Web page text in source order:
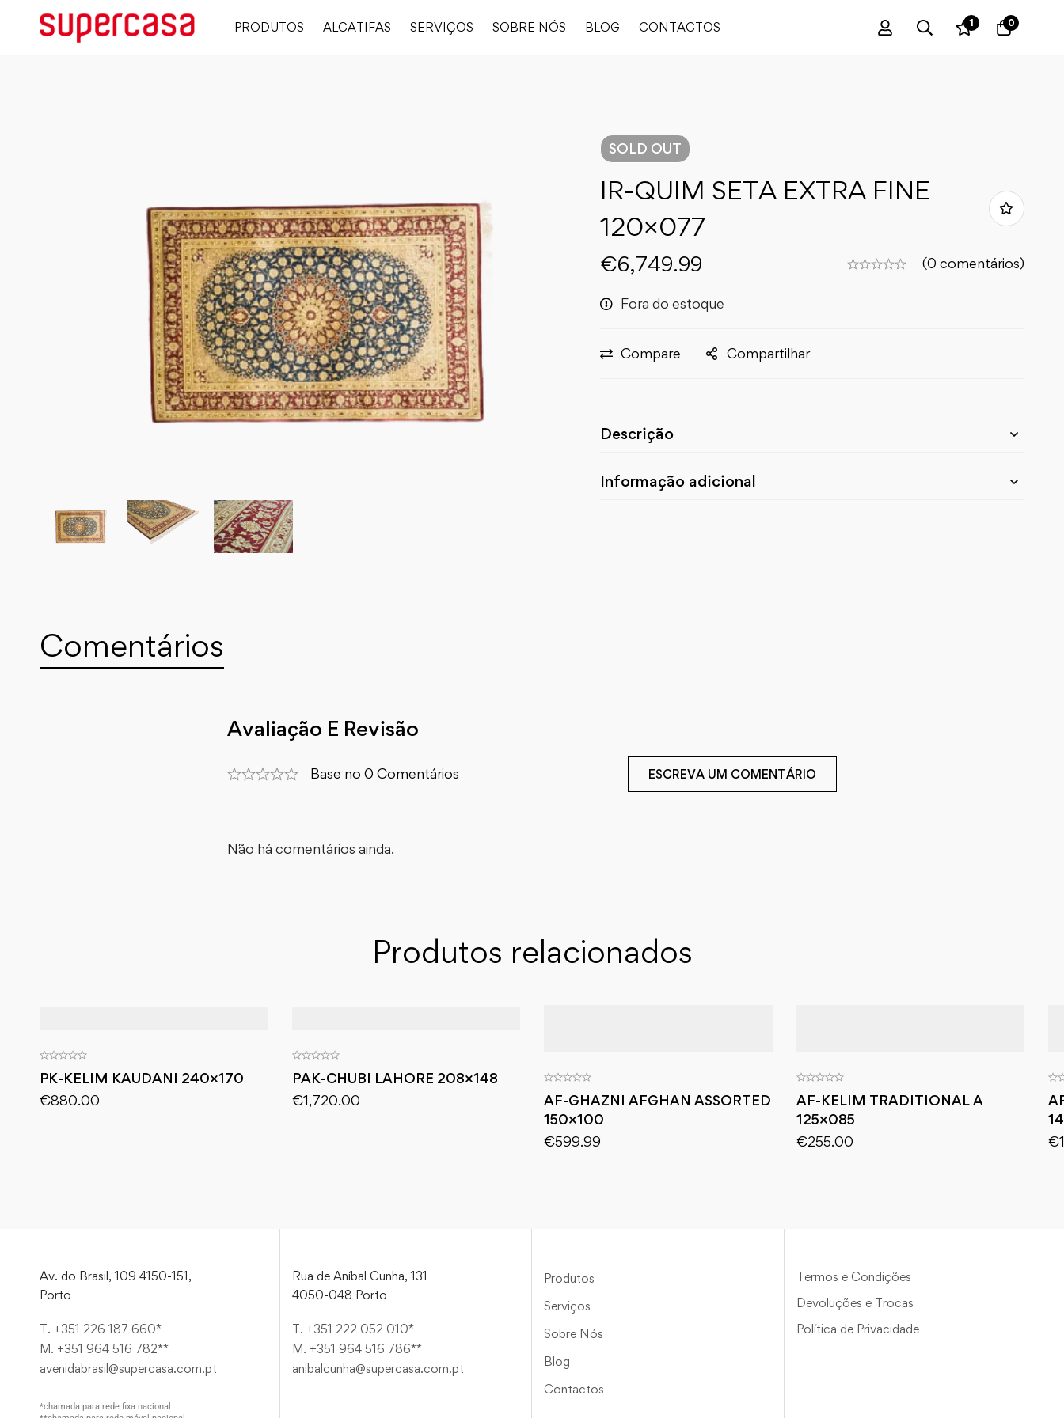
PRODUTOS ALCATIFAS SERVIÇOS SOBRE NÓS BLOG CONTACTOS 1 0
SOLD OUT
IR-QUIM SETA EXTRA FINE
120×077
€6,749.99 (0 comentários)
Fora do estoque
Compare Compartilhar
Descrição
Informação adicional
Comentários
Avaliação E Revisão
Base no 0 Comentários ESCREVA UM COMENTÁRIO
Não há comentários ainda.
Produtos relacionados
PK-KELIM KAUDANI 240×170
€880.00
PAK-CHUBI LAHORE 208×148
€1,720.00
AF-GHAZNI AFGHAN ASSORTED
150×100
€599.99
AF-KELIM TRADITIONAL A
125×085
€255.00
€
Av. do Brasil, 109 4150-151,
Porto
T. +351 226 187 660*
M. +351 964 516 782**
avenidabrasil@supercasa.com.pt
*chamada para rede fixa nacional
Rua de Aníbal Cunha, 131
4050-048 Porto
T. +351 222 052 010*
M. +351 964 516 786**
anibalcunha@supercasa.com.pt
Produtos
Serviços
Sobre Nós
Blog
Contactos
Termos e Condições
Devoluções e Trocas
Política de Privacidade